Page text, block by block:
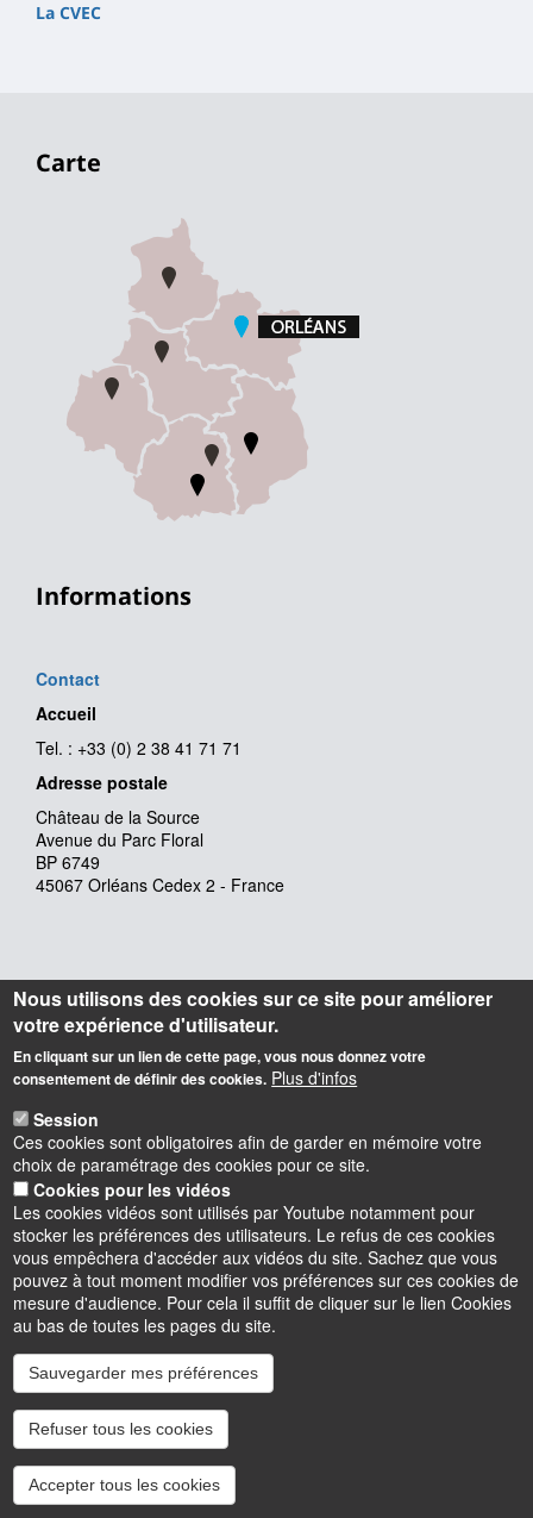
La CVEC
Carte
Informations
Contact
Accueil
Tel. : +33 (0) 2 38 41 71 71
Adresse postale
Château de la Source
Avenue du Parc Floral
BP 6749
45067 Orléans Cedex 2 - France
InstagramLinkedInYoutube
Accessibilité : partiellement conforme
Cookies
Intranet
Nous utilisons des cookies sur ce site pour améliorer
votre expérience d'utilisateur.
En cliquant sur un lien de cette page, vous nous donnez votre
consentement de définir des cookies. Plus d'infos
Session
Ces cookies sont obligatoires afin de garder en mémoire votre
choix de paramétrage des cookies pour ce site.
Cookies pour les vidéos
Les cookies vidéos sont utilisés par Youtube notamment pour
stocker les préférences des utilisateurs. Le refus de ces cookies
vous empêchera d'accéder aux vidéos du site. Sachez que vous
pouvez à tout moment modifier vos préférences sur ces cookies de
mesure d'audience. Pour cela il suffit de cliquer sur le lien Cookies
au bas de toutes les pages du site.
Sauvegarder mes préférences
Refuser tous les cookies
Accepter tous les cookies